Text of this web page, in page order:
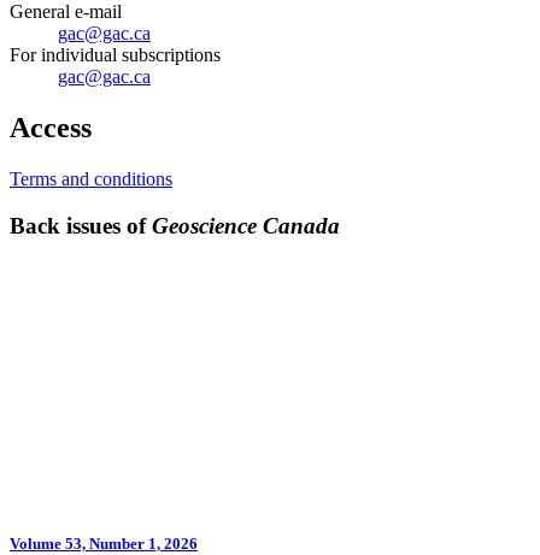
General e-mail
gac@gac.ca
For individual subscriptions
gac@gac.ca
Access
Terms and conditions
Back issues ofGeoscience Canada
Volume 53, Number 1, 2026